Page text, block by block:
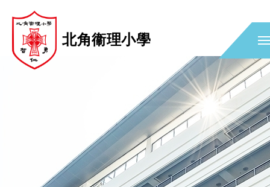
北角衞理小學